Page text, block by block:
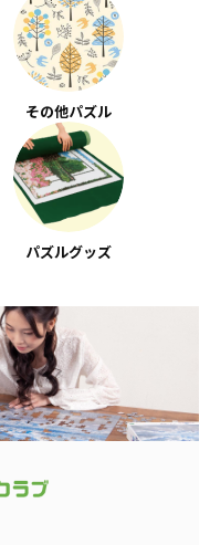
その他パズル
パズルグッズ